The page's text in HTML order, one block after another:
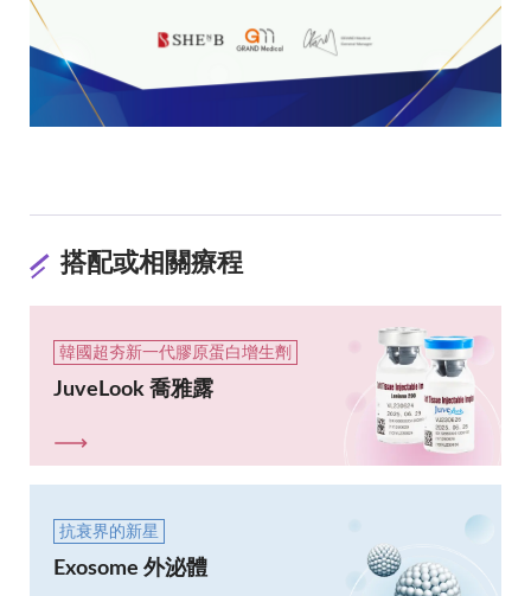
搭配或相關療程
韓國超夯新一代膠原蛋白增生劑
JuveLook 喬雅露
抗衰界的新星
Exosome 外泌體